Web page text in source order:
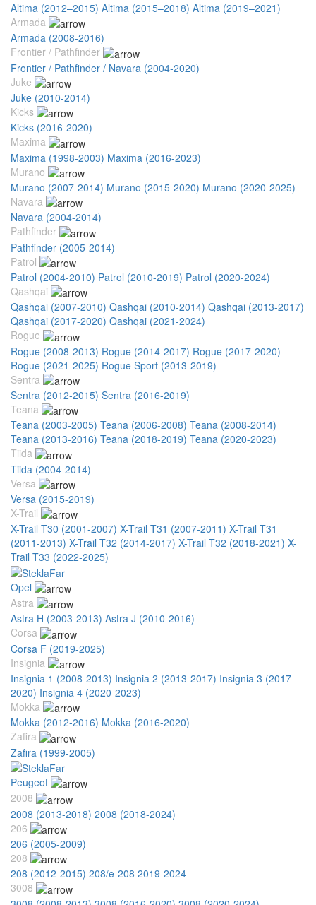
Altima (2012–2015) Altima (2015–2018) Altima (2019–2021)
Armada
Armada (2008-2016)
Frontier / Pathfinder
Frontier / Pathfinder / Navara (2004-2020)
Juke
Juke (2010-2014)
Kicks
Kicks (2016-2020)
Maxima
Maxima (1998-2003) Maxima (2016-2023)
Murano
Murano (2007-2014) Murano (2015-2020) Murano (2020-2025)
Navara
Navara (2004-2014)
Pathfinder
Pathfinder (2005-2014)
Patrol
Patrol (2004-2010) Patrol (2010-2019) Patrol (2020-2024)
Qashqai
Qashqai (2007-2010) Qashqai (2010-2014) Qashqai (2013-2017)
Qashqai (2017-2020) Qashqai (2021-2024)
Rogue
Rogue (2008-2013) Rogue (2014-2017) Rogue (2017-2020)
Rogue (2021-2025) Rogue Sport (2013-2019)
Sentra
Sentra (2012-2015) Sentra (2016-2019)
Teana
Teana (2003-2005) Teana (2006-2008) Teana (2008-2014)
Teana (2013-2016) Teana (2018-2019) Teana (2020-2023)
Tiida
Tiida (2004-2014)
Versa
Versa (2015-2019)
X-Trail
X-Trail T30 (2001-2007) X-Trail T31 (2007-2011) X-Trail T31
(2011-2013) X-Trail T32 (2014-2017) X-Trail T32 (2018-2021) X-
Trail T33 (2022-2025)
Opel
Astra
Astra H (2003-2013) Astra J (2010-2016)
Corsa
Corsa F (2019-2025)
Insignia
Insignia 1 (2008-2013) Insignia 2 (2013-2017) Insignia 3 (2017-
2020) Insignia 4 (2020-2023)
Mokka
Mokka (2012-2016) Mokka (2016-2020)
Zafira
Zafira (1999-2005)
Peugeot
2008
2008 (2013-2018) 2008 (2018-2024)
206
206 (2005-2009)
208
208 (2012-2015) 208/e-208 2019-2024
3008